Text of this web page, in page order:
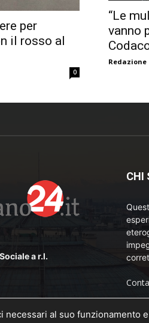
per
il rosso al
0
“Le
vanno
Redazione
a r.l.
Pubblico Registro della
CHI
al suo funzionamento